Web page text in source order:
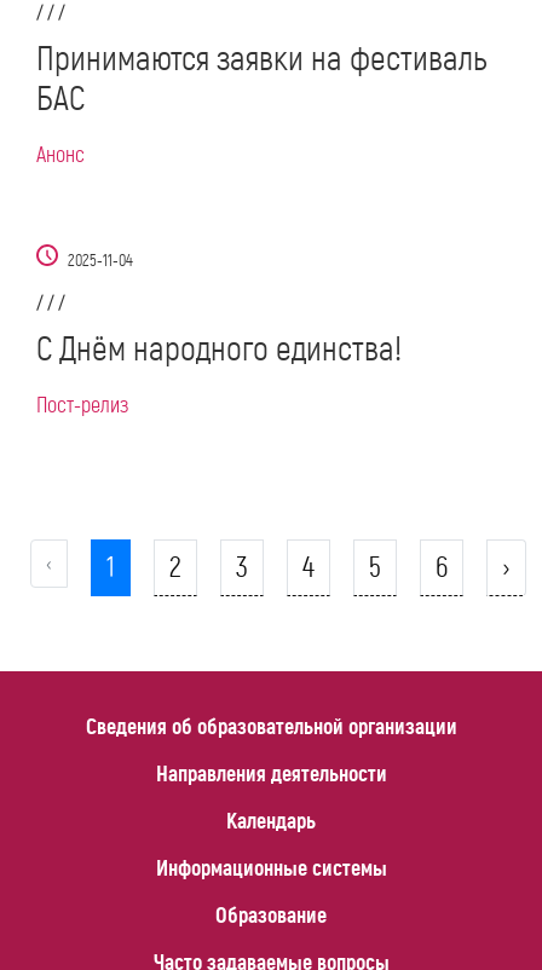
/ / /
Принимаются заявки на фестиваль
БАС
Анонс
2025-11-04
/ / /
С Днём народного единства!
Пост-релиз
‹ 1 2 3 4 5 6 ›
Сведения об образовательной организации
Направления деятельности
Календарь
Информационные системы
Образование
Часто задаваемые вопросы